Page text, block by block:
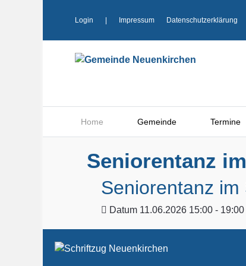
Login Impressum Datenschutzerklärung
Home Gemeinde Termine
Seniorentanz
Seniorentanz im
Datum 11.06.2026 15:00 - 19:00